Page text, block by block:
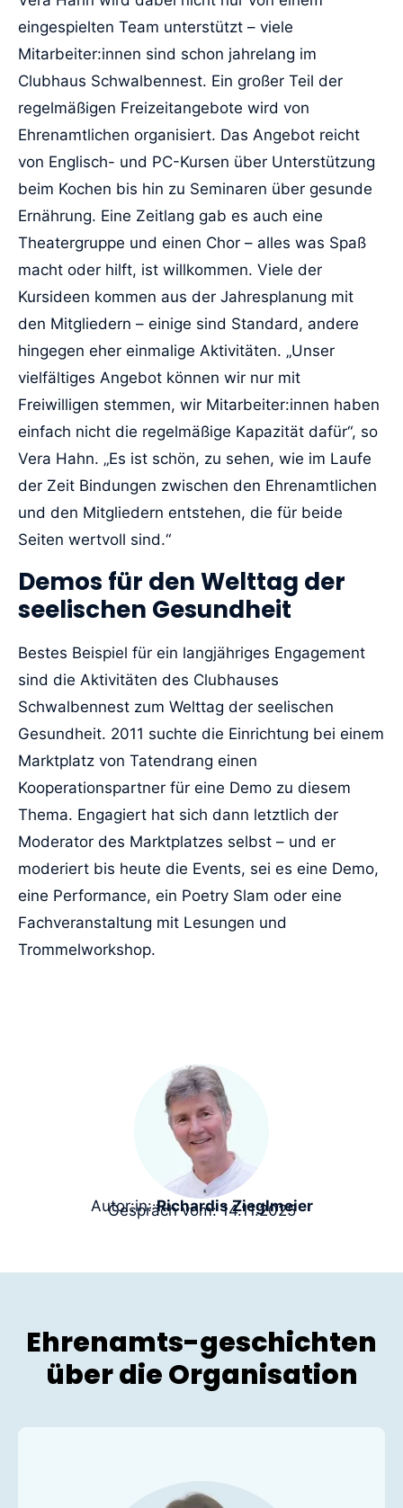
eingespielten Team unterstützt – viele
Mitarbeiter:innen sind schon jahrelang im
Clubhaus Schwalbennest. Ein großer Teil der
regelmäßigen Freizeitangebote wird von
Ehrenamtlichen organisiert. Das Angebot reicht
von Englisch- und PC-Kursen über Unterstützung
beim Kochen bis hin zu Seminaren über gesunde
Ernährung. Eine Zeitlang gab es auch eine
Theatergruppe und einen Chor – alles was Spaß
macht oder hilft, ist willkommen. Viele der
Kursideen kommen aus der Jahresplanung mit
den Mitgliedern – einige sind Standard, andere
hingegen eher einmalige Aktivitäten. „Unser
vielfältiges Angebot können wir nur mit
Freiwilligen stemmen, wir Mitarbeiter:innen haben
einfach nicht die regelmäßige Kapazität dafür“, so
Vera Hahn. „Es ist schön, zu sehen, wie im Laufe
der Zeit Bindungen zwischen den Ehrenamtlichen
und den Mitgliedern entstehen, die für beide
Seiten wertvoll sind.“
Demos für den Welttag der
seelischen Gesundheit
Bestes Beispiel für ein langjähriges Engagement
sind die Aktivitäten des Clubhauses
Schwalbennest zum Welttag der seelischen
Gesundheit. 2011 suchte die Einrichtung bei einem
Marktplatz von Tatendrang einen
Kooperationspartner für eine Demo zu diesem
Thema. Engagiert hat sich dann letztlich der
Moderator des Marktplatzes selbst – und er
moderiert bis heute die Events, sei es eine Demo,
eine Performance, ein Poetry Slam oder eine
Fachveranstaltung mit Lesungen und
Trommelworkshop.
Autor:in:Richardis Zieglmeier
Gespräch vom: 14.11.2025
Ehrenamts-geschichten
über die Organisation